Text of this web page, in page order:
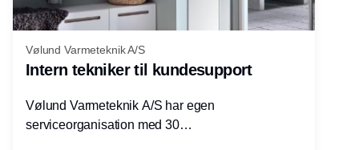
Vølund Varmeteknik A/S
Intern tekniker til kundesupport
Vølund Varmeteknik A/S har egen
serviceorganisation med 30